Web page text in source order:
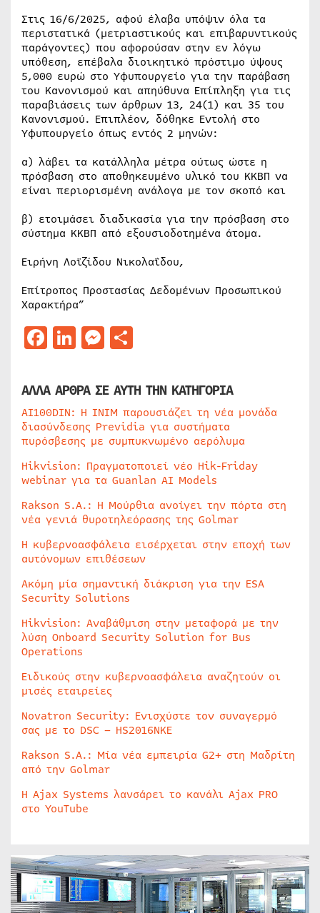
Στις 16/6/2025, αφού έλαβα υπόψιν όλα τα
περιστατικά (μετριαστικούς και επιβαρυντικούς
παράγοντες) που αφορούσαν στην εν λόγω
υπόθεση, επέβαλα διοικητικό πρόστιμο ύψους
5,000 ευρώ στο Υφυπουργείο για την παράβαση
του Κανονισμού και απηύθυνα Επίπληξη για τις
παραβιάσεις των άρθρων 13, 24(1) και 35 του
Κανονισμού. Επιπλέον, δόθηκε Εντολή στο
Υφυπουργείο όπως εντός 2 μηνών:
α) λάβει τα κατάλληλα μέτρα ούτως ώστε η
πρόσβαση στο αποθηκευμένο υλικό του ΚΚΒΠ να
είναι περιορισμένη ανάλογα με τον σκοπό και
β) ετοιμάσει διαδικασία για την πρόσβαση στο
σύστημα ΚΚΒΠ από εξουσιοδοτημένα άτομα.
Ειρήνη Λοϊζίδου Νικολαΐδου,
Επίτροπος Προστασίας Δεδομένων Προσωπικού
Χαρακτήρα”
Facebook
LinkedIn
Messenger
ΑΛΛΑ ΑΡΘΡΑ ΣΕ ΑΥΤΗ ΤΗΝ ΚΑΤΗΓΟΡΙΑ
AI100DIN: Η INIM παρουσιάζει τη νέα μονάδα
διασύνδεσης Previdia για συστήματα
πυρόσβεσης με συμπυκνωμένο αερόλυμα
Hikvision: Πραγματοποιεί νέο Hik-Friday
webinar για τα Guanlan AI Models
Rakson S.A.: Η Μούρθια ανοίγει την πόρτα στη
νέα γενιά θυροτηλεόρασης της Golmar
Η κυβερνοασφάλεια εισέρχεται στην εποχή των
αυτόνομων επιθέσεων
Ακόμη μία σημαντική διάκριση για την ESA
Security Solutions
Hikvision: Αναβάθμιση στην μεταφορά με την
λύση Onboard Security Solution for Bus
Operations
Ειδικούς στην κυβερνοασφάλεια αναζητούν οι
μισές εταιρείες
Novatron Security: Ενισχύστε τον συναγερμό
σας με το DSC – HS2016NKE
Rakson S.A.: Μία νέα εμπειρία G2+ στη Μαδρίτη
από την Golmar
Η Ajax Systems λανσάρει το κανάλι Ajax PRO
στο YouTube